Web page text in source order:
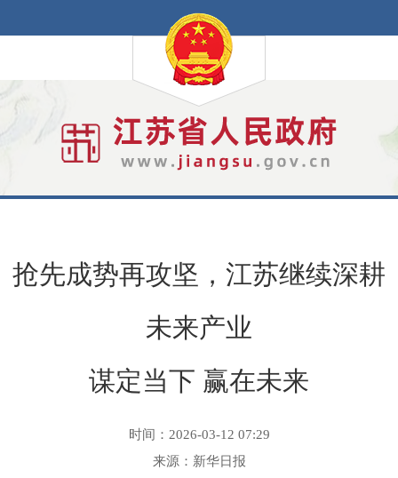
抢先成势再攻坚，江苏继续深耕
未来产业
谋定当下 赢在未来
时间：2026-03-12 07:29
来源：新华日报